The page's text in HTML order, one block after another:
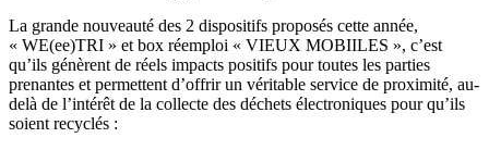
La grande nouveauté des 2 dispositifs proposés cette année,
« WE(ee)TRI » et box réemploi « VIEUX MOBIILES », c’est
qu’ils génèrent de réels impacts positifs pour toutes les parties
prenantes et permettent d’offrir un véritable service de proximité, au-
delà de l’intérêt de la collecte des déchets électroniques pour qu’ils
soient recyclés :